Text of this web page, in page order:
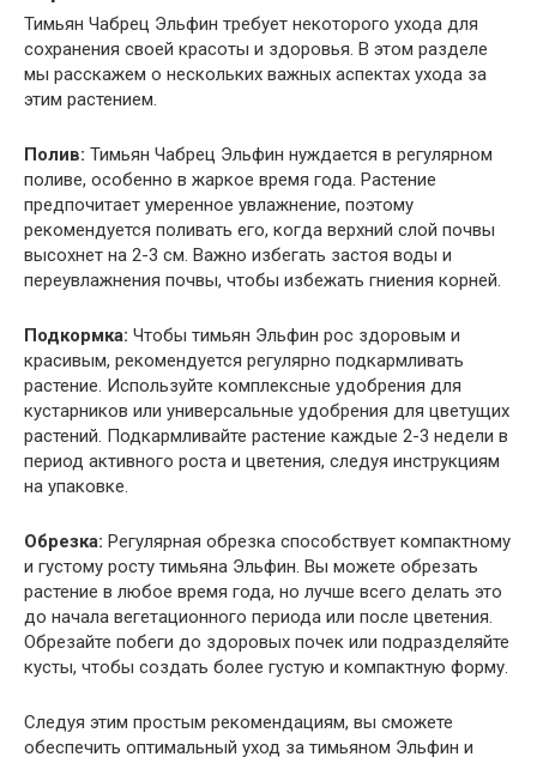
Тимьян Чабрец Эльфин требует некоторого ухода для
сохранения своей красоты и здоровья. В этом разделе
мы расскажем о нескольких важных аспектах ухода за
этим растением.
Полив: Тимьян Чабрец Эльфин нуждается в регулярном
поливе, особенно в жаркое время года. Растение
предпочитает умеренное увлажнение, поэтому
рекомендуется поливать его, когда верхний слой почвы
высохнет на 2-3 см. Важно избегать застоя воды и
переувлажнения почвы, чтобы избежать гниения корней.
Подкормка: Чтобы тимьян Эльфин рос здоровым и
красивым, рекомендуется регулярно подкармливать
растение. Используйте комплексные удобрения для
кустарников или универсальные удобрения для цветущих
растений. Подкармливайте растение каждые 2-3 недели в
период активного роста и цветения, следуя инструкциям
на упаковке.
Обрезка: Регулярная обрезка способствует компактному
и густому росту тимьяна Эльфин. Вы можете обрезать
растение в любое время года, но лучше всего делать это
до начала вегетационного периода или после цветения.
Обрезайте побеги до здоровых почек или подразделяйте
кусты, чтобы создать более густую и компактную форму.
Следуя этим простым рекомендациям, вы сможете
обеспечить оптимальный уход за тимьяном Эльфин и